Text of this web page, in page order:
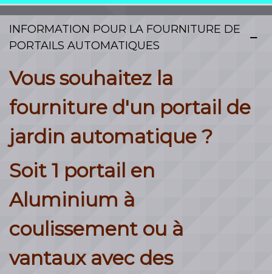
et de suivi de très grande
qualité proposées par nos
vendons des produits d’une
qualité et d’une technicité
haut de gamme et offrons
d’excellents conseils, ainsi
qu’un niveau de service et de
savoir-faire technique hors
du commun. En tant que
propriétaire d’une porte de
INFORMATION POUR LA FOURNITURE DE
PORTAILS AUTOMATIQUES
Vous souhaitez la
fourniture d'un portail de
jardin automatique ?
Soit 1 portail en
Aluminium à
coulissement ou à
vantaux avec des